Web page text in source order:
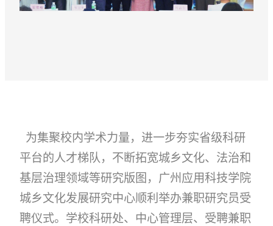
为集聚校内学术力量，进一步夯实省级科研
平台的人才梯队，不断拓宽城乡文化、法治和
基层治理领域等研究版图，广州应用科技学院
城乡文化发展研究中心顺利举办兼职研究员受
聘仪式。学校科研处、中心管理层、受聘兼职